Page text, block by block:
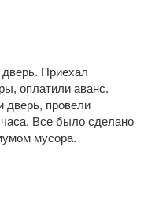
Приехал
оплатили аванс.
дверь, провели
часа. Все было сделано
мусора.